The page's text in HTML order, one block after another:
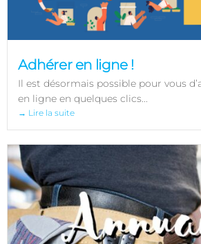
Adhérer en ligne !
Il est désormais possible pour vous
en ligne en quelques clics...
→ Lire la suite